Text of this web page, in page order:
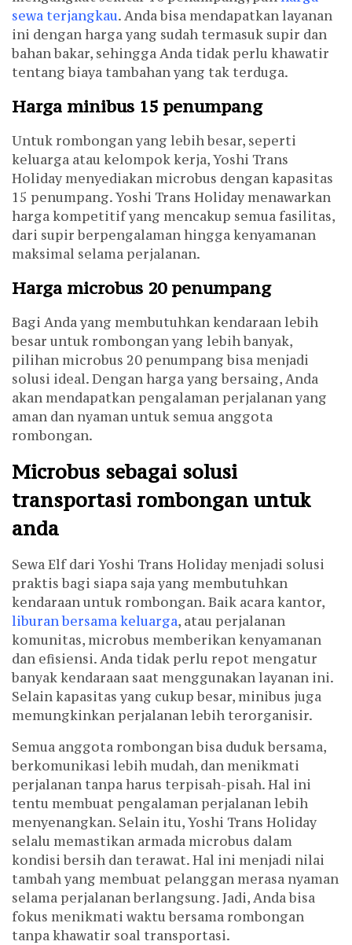
sewa terjangkau. Anda bisa mendapatkan layanan
ini dengan harga yang sudah termasuk supir dan
bahan bakar, sehingga Anda tidak perlu khawatir
tentang biaya tambahan yang tak terduga.
Harga minibus 15 penumpang
Untuk rombongan yang lebih besar, seperti
keluarga atau kelompok kerja, Yoshi Trans
Holiday menyediakan microbus dengan kapasitas
15 penumpang. Yoshi Trans Holiday menawarkan
harga kompetitif yang mencakup semua fasilitas,
dari supir berpengalaman hingga kenyamanan
maksimal selama perjalanan.
Harga microbus 20 penumpang
Bagi Anda yang membutuhkan kendaraan lebih
besar untuk rombongan yang lebih banyak,
pilihan microbus 20 penumpang bisa menjadi
solusi ideal. Dengan harga yang bersaing, Anda
akan mendapatkan pengalaman perjalanan yang
aman dan nyaman untuk semua anggota
rombongan.
Microbus sebagai solusi
transportasi rombongan untuk
anda
Sewa Elf dari Yoshi Trans Holiday menjadi solusi
praktis bagi siapa saja yang membutuhkan
kendaraan untuk rombongan. Baik acara kantor,
liburan bersama keluarga, atau perjalanan
komunitas, microbus memberikan kenyamanan
dan efisiensi. Anda tidak perlu repot mengatur
banyak kendaraan saat menggunakan layanan ini.
Selain kapasitas yang cukup besar, minibus juga
memungkinkan perjalanan lebih terorganisir.
Semua anggota rombongan bisa duduk bersama,
berkomunikasi lebih mudah, dan menikmati
perjalanan tanpa harus terpisah-pisah. Hal ini
tentu membuat pengalaman perjalanan lebih
menyenangkan. Selain itu, Yoshi Trans Holiday
selalu memastikan armada microbus dalam
kondisi bersih dan terawat. Hal ini menjadi nilai
tambah yang membuat pelanggan merasa nyaman
selama perjalanan berlangsung. Jadi, Anda bisa
fokus menikmati waktu bersama rombongan
tanpa khawatir soal transportasi.